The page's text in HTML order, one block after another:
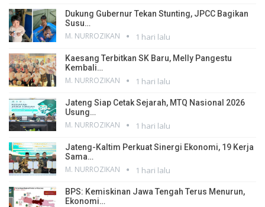
Dukung Gubernur Tekan Stunting, JPCC Bagikan
Susu…
M. NURROZIKAN 1 hari lalu
Kaesang Terbitkan SK Baru, Melly Pangestu
Kembali…
M. NURROZIKAN 1 hari lalu
Jateng Siap Cetak Sejarah, MTQ Nasional 2026
Usung…
M. NURROZIKAN 1 hari lalu
Jateng-Kaltim Perkuat Sinergi Ekonomi, 19 Kerja
Sama…
M. NURROZIKAN 1 hari lalu
BPS: Kemiskinan Jawa Tengah Terus Menurun,
Ekonomi…